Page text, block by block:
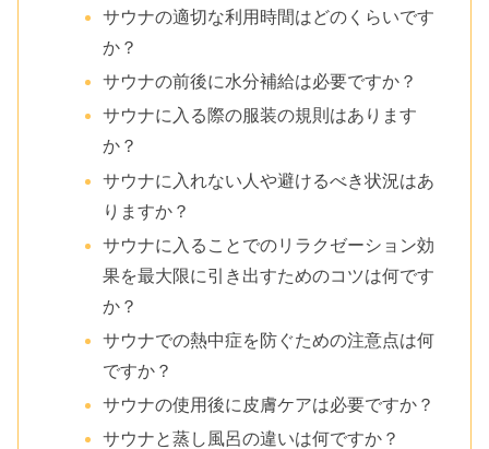
サウナの適切な利用時間はどのくらいです
か？
サウナの前後に水分補給は必要ですか？
サウナに入る際の服装の規則はあります
か？
サウナに入れない人や避けるべき状況はあ
りますか？
サウナに入ることでのリラクゼーション効
果を最大限に引き出すためのコツは何です
か？
サウナでの熱中症を防ぐための注意点は何
ですか？
サウナの使用後に皮膚ケアは必要ですか？
サウナと蒸し風呂の違いは何ですか？